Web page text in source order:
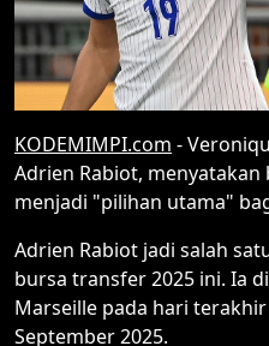
KODEMIMPI.com -
Adrien Rabiot, menyatakan
menjadi "pilihan utama"
Adrien Rabiot jadi salah
bursa transfer 2025 ini. Ia
Marseille pada hari
September 2025.